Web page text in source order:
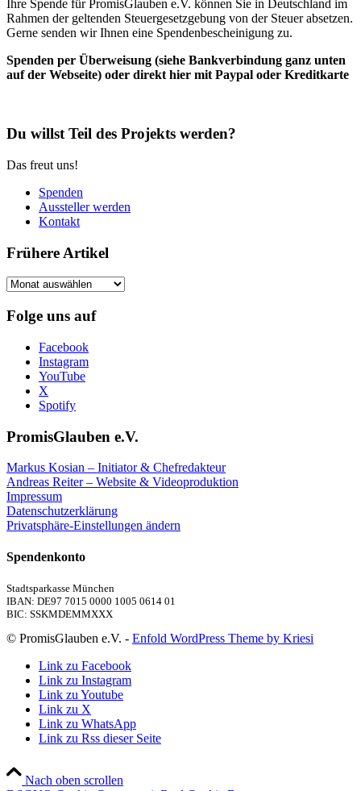
Ihre Spende für PromisGlauben e.V. können Sie in Deutschland im
Rahmen der geltenden Steuergesetzgebung von der Steuer absetzen.
Gerne senden wir Ihnen eine Spendenbescheinigung zu.
Spenden per Überweisung (siehe Bankverbindung ganz unten
auf der Webseite) oder direkt hier mit Paypal oder Kreditkarte
Du willst Teil des Projekts werden?
Das freut uns!
Spenden
Aussteller werden
Kontakt
Frühere Artikel
Frühere
Folge uns auf
Facebook
Instagram
YouTube
X
Spotify
PromisGlauben e.V.
Markus Kosian – Initiator & Chefredakteur
Andreas Reiter – Website & Videoproduktion
Impressum
Datenschutzerklärung
Privatsphäre-Einstellungen ändern
Spendenkonto
Stadtsparkasse München
IBAN: DE97 7015 0000 1005 0614 01
BIC: SSKMDEMMXXX
© PromisGlauben e.V. - Enfold WordPress Theme by Kriesi
Link zu Facebook
Link zu Instagram
Link zu Youtube
Link zu X
Link zu WhatsApp
Link zu Rss dieser Seite
Nach oben scrollen